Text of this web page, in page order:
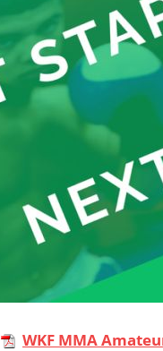
WKF FORMS
» 49,0 KiB - 4.600 hits
all registered
WKF FORMS Korean
» 80,0 KiB - 4.765
all registered Korean
WKF FORMS
» 945,1 KiB - 6.366
edition January 2023
WKF MMA